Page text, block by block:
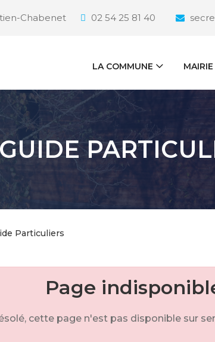
Chabenet 02 54 25 81 40
LA COMMUNE MAIRIE
Particuliers
Page
cette page n'est pas disponible sur